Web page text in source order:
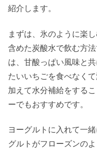
紹介します。
まずは、氷のように楽
含めた炭酸水で飲む方
は、甘酸っぱい風味と
たいいちごを食べなく
加えて水分補給をする
ーでもおすすめです。
ヨーグルトに入れて一
グルトがフローズンの